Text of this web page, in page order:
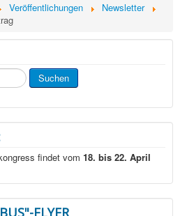
Veröffentlichungen
Newsletter
Suchen
findet vom 18. bis 22. April